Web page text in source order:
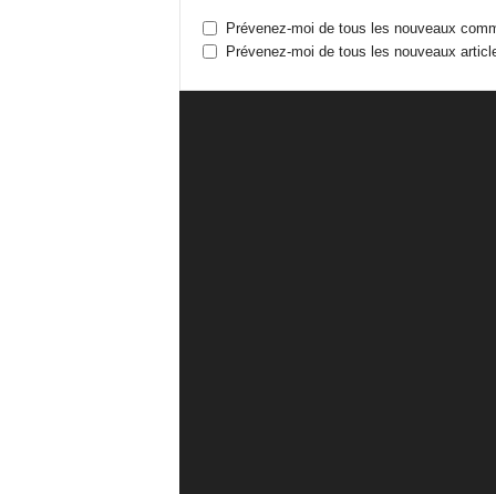
Prévenez-moi de tous les nouveaux
Prévenez-moi de tous les nouveaux